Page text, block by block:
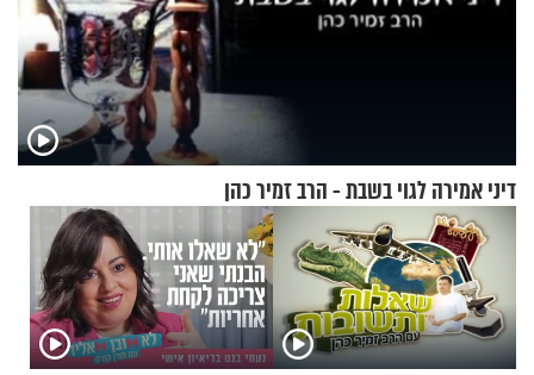
דיני אמירה לגוי בשבת - הרב זמיר כהן